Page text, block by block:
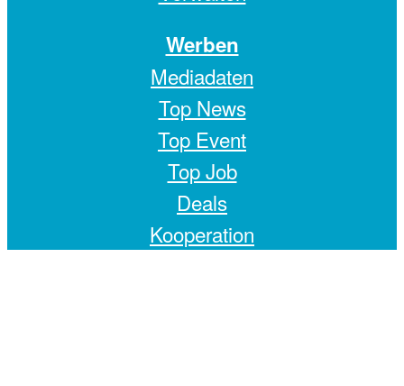
Werben
Mediadaten
Top News
Top Event
Top Job
Deals
Kooperation